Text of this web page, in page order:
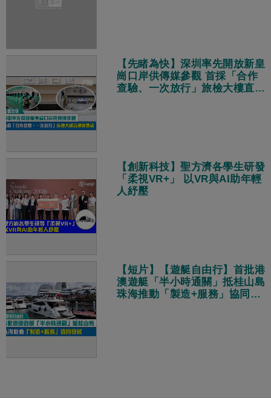
【先睹為快】深圳率先開放新皇
崗口岸供傳媒參觀 首採「合作
查驗、一次放行」旅檢大樓直連
【創新科技】聖方濟各學生研發
「柔視VR+」 以VR與AI助年輕
人紓壓
【短片】【遊艇自由行】首批港
澳遊艇「半小時通關」抵桂山島
珠海推動「製造+服務」協同發